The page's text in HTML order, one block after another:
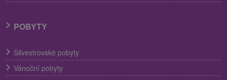
POBYTY
Silvestrovské pobyty
Vánoční pobyty